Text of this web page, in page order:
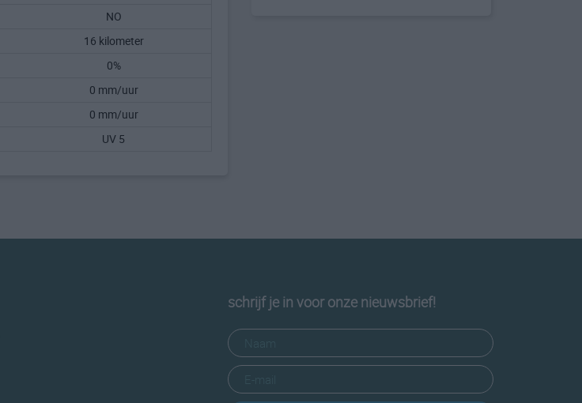
NO
16 kilometer
0%
0 mm/uur
0 mm/uur
UV 5
schrijf je in voor onze nieuwsbrief!